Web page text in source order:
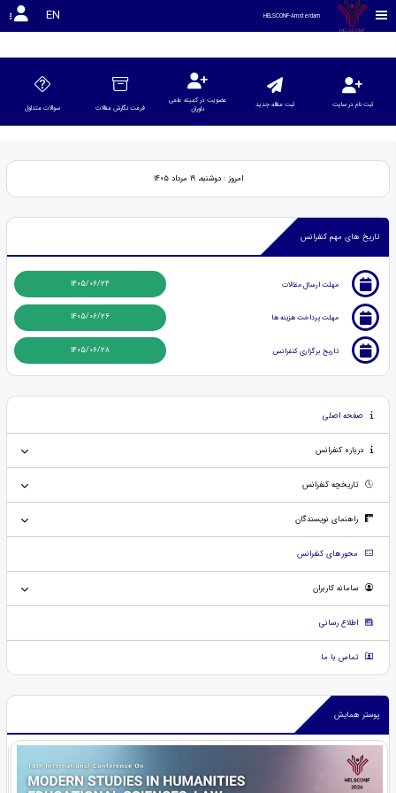
rgrgregerger
HELSCONF-Amsterdam
EN
ثبت نام در سایت ثبت مقاله جدید
عضویت در کمیته علمی
داوران
فرمت نگارش مقالات سوالات متداول
امروز : دوشنبه، ۱۹ مرداد ۱۴۰۵
تاریخ های مهم کنفرانس
مهلت ارسال مقالات 1405/06/24
مهلت پرداخت هزینه ها 1405/06/26
تاریخ برگزاری کنفرانس 1405/06/28
صفحه اصلی
درباره کنفرانس
تاریخچه کنفرانس
راهنمای نویسندگان
محورهای کنفرانس
سامانه کاربران
اطلاع رسانی
تماس با ما
پوستر همایش